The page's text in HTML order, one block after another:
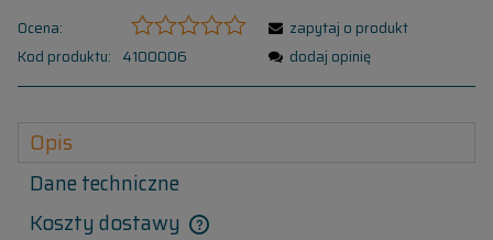
Ocena:
Kod produktu: 4100006
zapytaj o produkt
dodaj opinię
Opis
Dane techniczne
Koszty dostawy